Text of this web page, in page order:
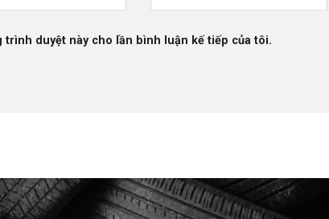
duyệt này cho lần bình luận kế tiếp của tôi.